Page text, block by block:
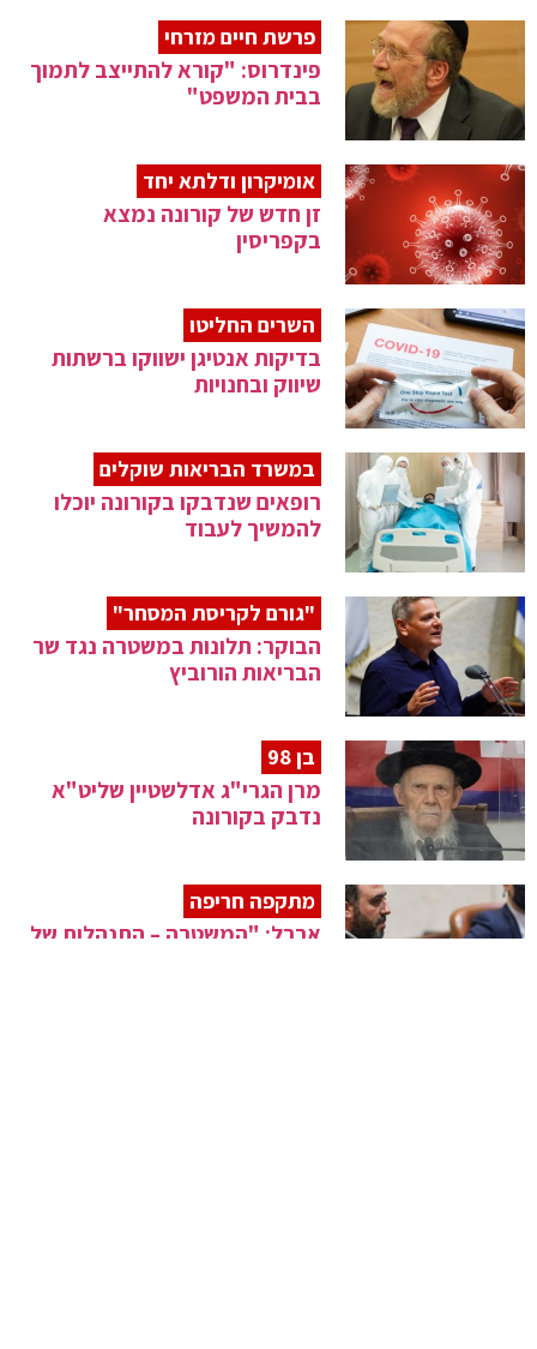
פרשת חיים מזרחי
פינדרוס: "קורא להתייצב לתמוך
בבית המשפט"
אומיקרון ודלתא יחד
זן חדש של קורונה נמצא
בקפריסין
השרים החליטו
בדיקות אנטיגן ישווקו ברשתות
שיווק ובחנויות
במשרד הבריאות שוקלים
רופאים שנדבקו בקורונה יוכלו
להמשיך לעבוד
"גורם לקריסת המסחר"
הבוקר: תלונות במשטרה נגד שר
הבריאות הורוביץ
בן 98
מרן הגרי"ג אדלשטיין שליט"א
נדבק בקורונה
מתקפה חריפה
ארבל: "המשטרה – התנהלות של